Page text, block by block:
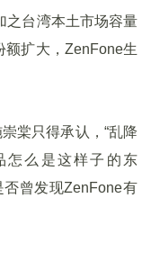
之台湾本土市场容量
额扩大，ZenFone生
棠只得承认，“乱降
怎么是这样子的东
曾发现ZenFone有